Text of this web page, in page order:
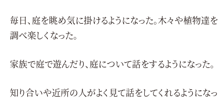
毎日、庭を眺め気に掛けるようになった。木々や植物達を
調べ楽しくなった。
家族で庭で遊んだり、庭について話をするようになった。
知り合いや近所の人がよく見て話をしてくれるようになっ